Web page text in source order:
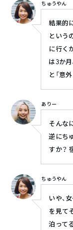
ちゅうやん
結果的
という
に行く
は3か
と「意
ありー
そんな
逆にち
すか？
ちゅうやん
いや、
を見て
泊って